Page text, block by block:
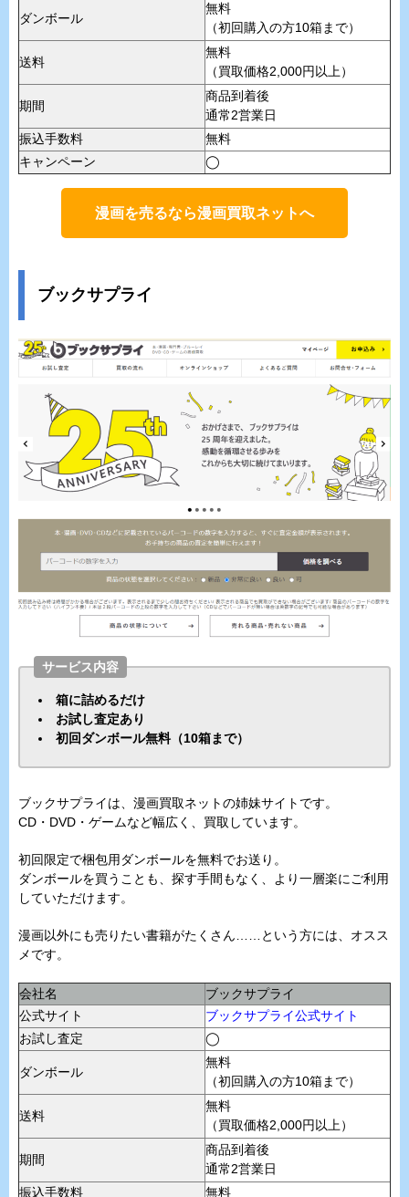
ダンボール
無料
（初回購入の方10箱まで）
送料
無料
（買取価格2,000円以上）
期間
商品到着後
通常2営業日
振込手数料
無料
キャンペーン
◯
漫画を売るなら漫画買取ネットへ
ブックサプライ
サービス内容
箱に詰めるだけ
お試し査定あり
初回ダンボール無料（10箱まで）
ブックサプライは、漫画買取ネットの姉妹サイトです。
CD・DVD・ゲームなど幅広く、買取しています。
初回限定で梱包用ダンボールを無料でお送り。
ダンボールを買うことも、探す手間もなく、より一層楽にご利用
していただけます。
漫画以外にも売りたい書籍がたくさん……という方には、オスス
メです。
会社名
ブックサプライ
公式サイト
ブックサプライ公式サイト
お試し査定
◯
ダンボール
無料
（初回購入の方10箱まで）
送料
無料
（買取価格2,000円以上）
期間
商品到着後
通常2営業日
振込手数料
無料